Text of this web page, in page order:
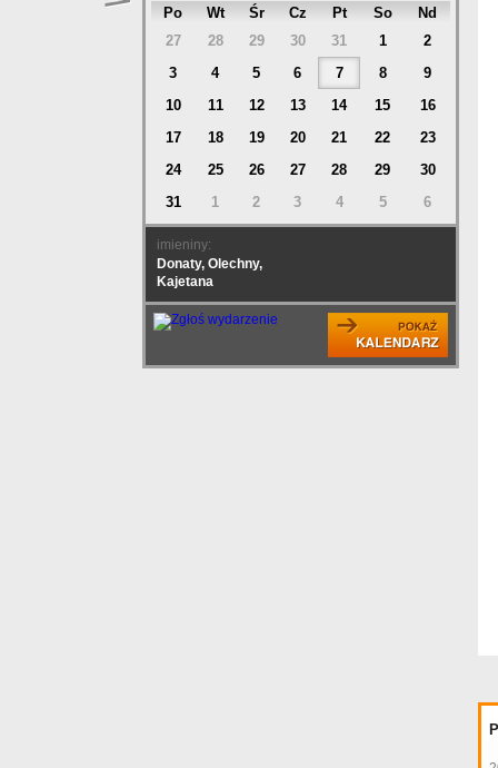
Po Wt Śr Cz Pt So
Nd
27
28 29 30 31 1
2
3
4 5 6 7 8
9
10
11 12 13 14 15
16
17
18 19 20 21 22
23
24
25 26 27 28 29
30
31
1 2 3 4 5 6
imieniny:
Donaty, Olechny,
Kajetana